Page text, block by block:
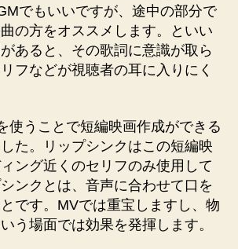
でもいいですが、途中の部分で
の方をオススメします。といい
あると、その歌詞に意識が取ら
フなどが視聴者の耳に入りにく
使うことで短編映画作成ができる
た。リップシンクはこの短編映
ング近くのセリフのみ使用して
ンクとは、音声に合わせて口を
です。MVでは重宝しますし、物
う場面では効果を発揮します。